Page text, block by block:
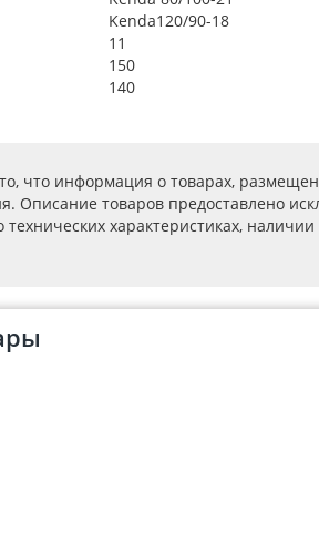
Kenda120/90-18
11
150
140
что информация о товарах,
Описание товаров предоставлено
характеристиках,